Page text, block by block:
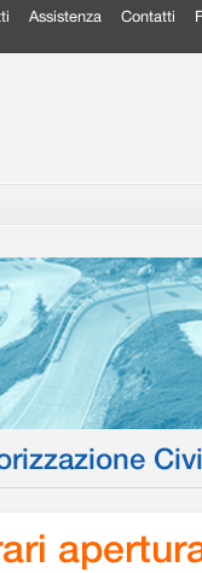
Assistenza Contatti